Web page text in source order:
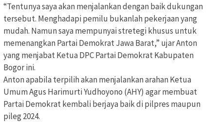
“Tentunya saya akan menjalankan dengan baik dukungan
tersebut. Menghadapi pemilu bukanlah pekerjaan yang
mudah. Namun saya mempunyai stretegi khusus untuk
memenangkan Partai Demokrat Jawa Barat,” ujar Anton
yang menjabat Ketua DPC Partai Demokrat Kabupaten
Bogor ini.
Anton apabila terpilih akan menjalankan arahan Ketua
Umum Agus Harimurti Yudhoyono (AHY) agar membuat
Partai Demokrat kembali berjaya baik di pilpres maupun
pileg 2024.